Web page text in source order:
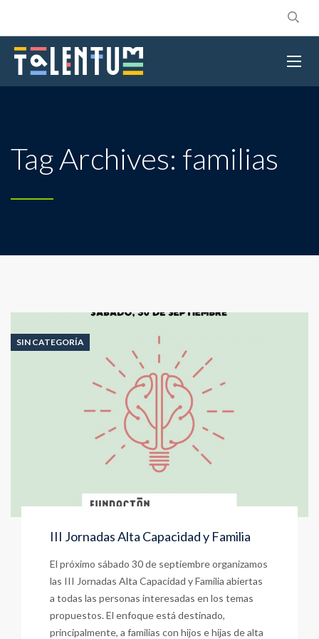
Tag Archives: familias
SIN CATEGORÍA
III Jornadas Alta Capacidad y Familia
El próximo sábado 30 de septiembre organizamos
las III Jornadas Alta Capacidad y Familia abiertas
a todas las personas interesadas en los temas
propuestos. El enfoque está destinado,
principalmente, a familias con hijos e hijas de alta